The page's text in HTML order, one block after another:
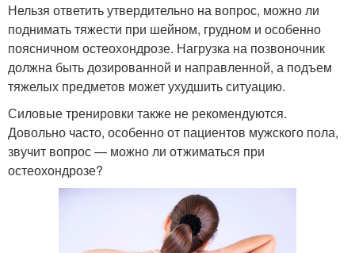
Нельзя ответить утвердительно на вопрос, можно ли
поднимать тяжести при шейном, грудном и особенно
поясничном остеохондрозе. Нагрузка на позвоночник
должна быть дозированной и направленной, а подъем
тяжелых предметов может ухудшить ситуацию.
Силовые тренировки также не рекомендуются.
Довольно часто, особенно от пациентов мужского пола,
звучит вопрос — можно ли отжиматься при
остеохондрозе?